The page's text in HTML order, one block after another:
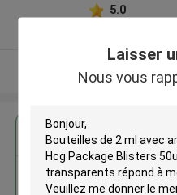
Laisser
Nous vous
5.0